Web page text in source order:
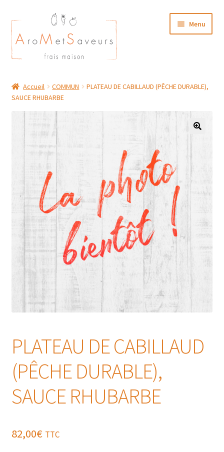
Aller
à
la
navigation
Aller
au
contenu
Menu
Plat du Jour/ Menu Week end
NOS BOUTIQUES
MON COMPTE
Accueil COMMUN
PLATEAU DE CABILLAUD (PÊCHE DURABLE),
SAUCE RHUBARBE
PLATEAU DE CABILLAUD
(PÊCHE DURABLE),
SAUCE RHUBARBE
82,00€ TTC